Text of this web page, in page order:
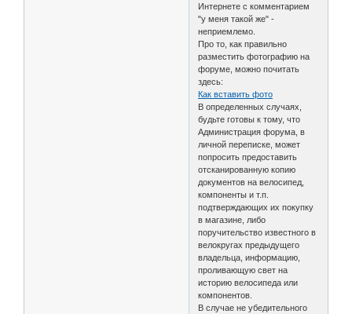
Интернете с комментарием
"у меня такой же" -
неприемлемо.
Про то, как правильно
разместить фотографию на
форуме, можно почитать
здесь:
Как вставить фото
В определенных случаях,
будьте готовы к тому, что
Администрация форума, в
личной переписке, может
попросить предоставить
отсканированную копию
документов на велосипед,
компоненты и т.п.
подтверждающих их покупку
в магазине, либо
поручительство известного в
велокругах предыдущего
владельца, информацию,
проливающую свет на
историю велосипеда или
компонентов.
В случае не убедительного